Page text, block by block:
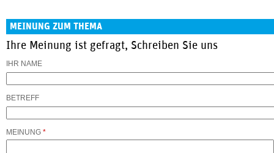
MEINUNG ZUM THEMA
Ihre Meinung ist gefragt, Schreiben Sie uns
IHR NAME
BETREFF
MEINUNG *